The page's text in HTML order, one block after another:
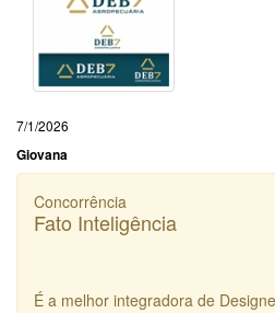
7/1/2026
Giovana
Concorrência
Fato Inteligência
É a melhor integradora de